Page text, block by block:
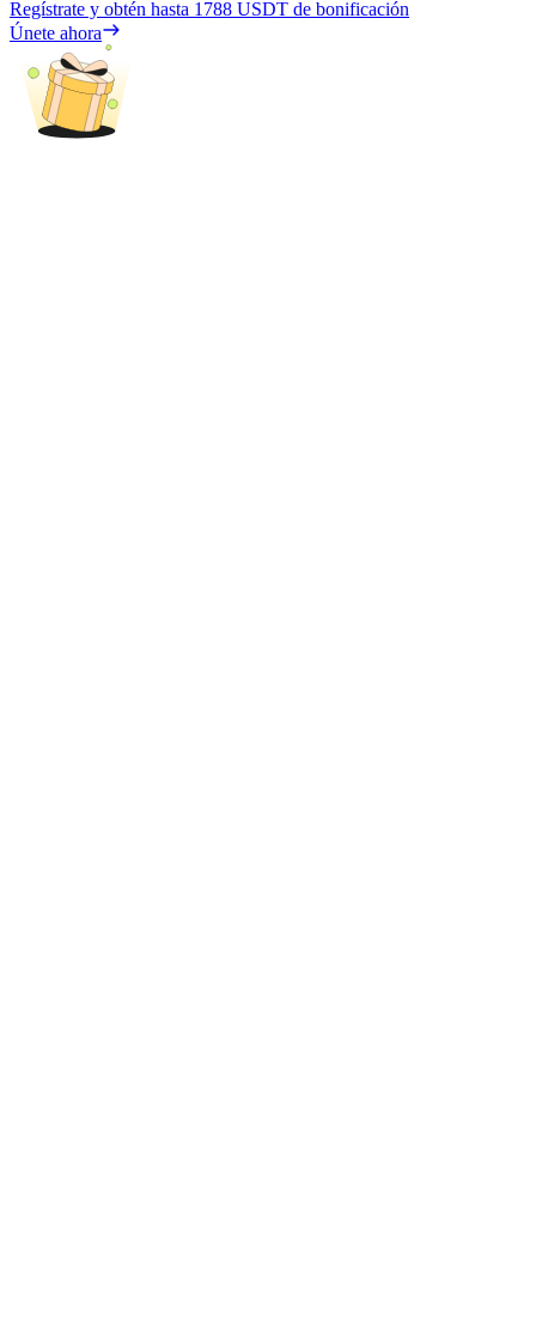
Regístrate y obtén hasta 1788 USDT de bonificación
Únete ahora